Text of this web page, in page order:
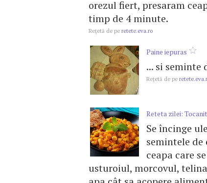
orezul fiert, presaram
timp de 4 minute.
Reţetă de pe retete.eva.ro
Paine iepuras
... si seminte
Reţetă de pe
Reteta zilei:
Se încinge
semintele de
ceapa care
usturoiul, morcovul,